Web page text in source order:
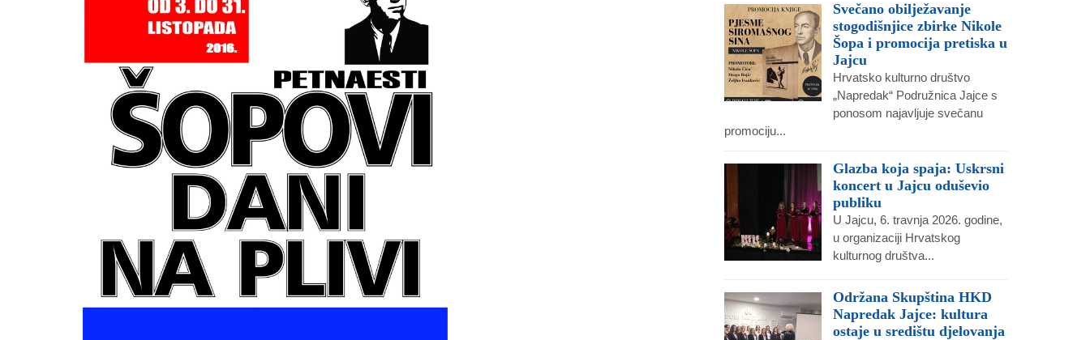
Svečano obilježavanje
stogodišnjice zbirke Nikole
Šopa i promocija pretiska u
Jajcu
Hrvatsko kulturno društvo
„Napredak“ Podružnica Jajce s
ponosom najavljuje svečanu
promociju...
Glazba koja spaja: Uskrsni
koncert u Jajcu oduševio
publiku
U Jajcu, 6. travnja 2026. godine,
u organizaciji Hrvatskog
kulturnog društva...
Održana Skupština HKD
Napredak Jajce: kultura
ostaje u središtu djelovanja